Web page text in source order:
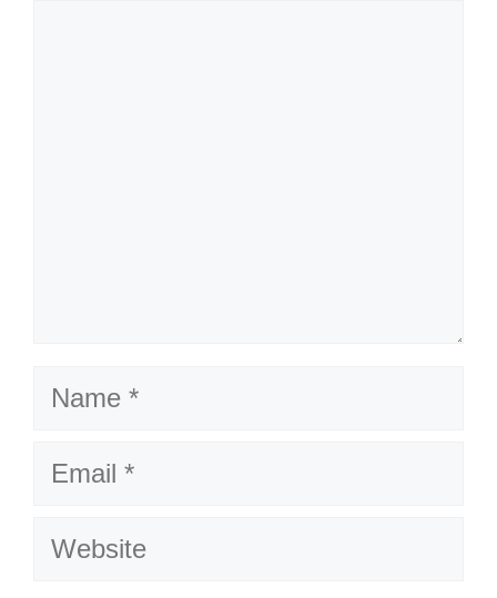
Name
Email
Website